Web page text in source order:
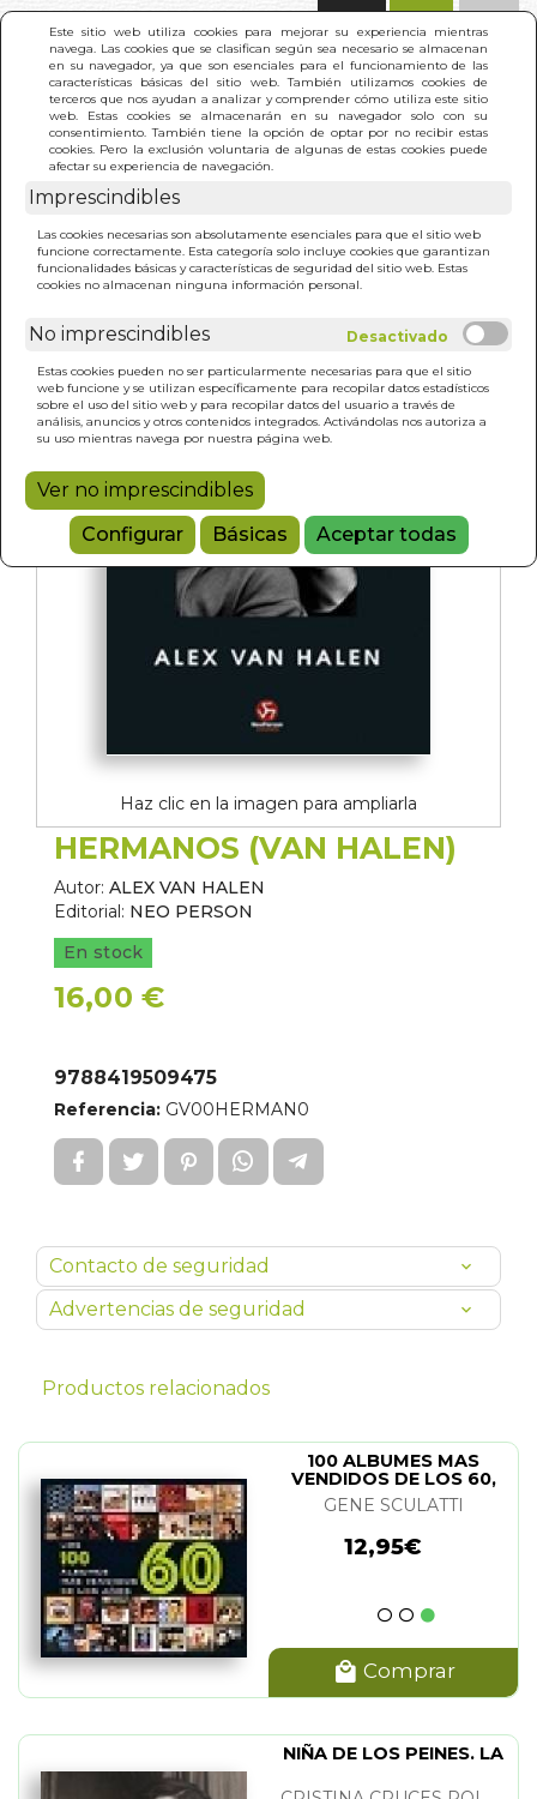
Este sitio web utiliza cookies para mejorar su experiencia mientras
navega. Las cookies que se clasifican según sea necesario se almacenan
en su navegador, ya que son esenciales para el funcionamiento de las
características básicas del sitio web. También utilizamos cookies de
terceros que nos ayudan a analizar y comprender cómo utiliza este sitio
web. Estas cookies se almacenarán en su navegador solo con su
consentimiento. También tiene la opción de optar por no recibir estas
cookies. Pero la exclusión voluntaria de algunas de estas cookies puede
afectar su experiencia de navegación.
Imprescindibles
Las cookies necesarias son absolutamente esenciales para que el sitio web
funcione correctamente. Esta categoría solo incluye cookies que garantizan
funcionalidades básicas y características de seguridad del sitio web. Estas
cookies no almacenan ninguna información personal.
No imprescindibles
Estas cookies pueden no ser particularmente necesarias para que el sitio
web funcione y se utilizan específicamente para recopilar datos estadísticos
sobre el uso del sitio web y para recopilar datos del usuario a través de
análisis, anuncios y otros contenidos integrados. Activándolas nos autoriza a
su uso mientras navega por nuestra página web.
Ver no imprescindibles
Configurar
Básicas Aceptar todas
INICIO > HERMANOS (VAN HALEN)
Haz clic en la imagen para ampliarla
HERMANOS (VAN HALEN)
Autor: ALEX VAN HALEN
Editorial: NEO PERSON
En stock
16,00 €
9788419509475
Referencia: GV00HERMAN0
Contacto de seguridad
Advertencias de seguridad
Productos relacionados
100 ALBUMES MAS
VENDIDOS DE LOS 60,
LOS
GENE SCULATTI
12,95€
Comprar
NIÑA DE LOS PEINES. LA